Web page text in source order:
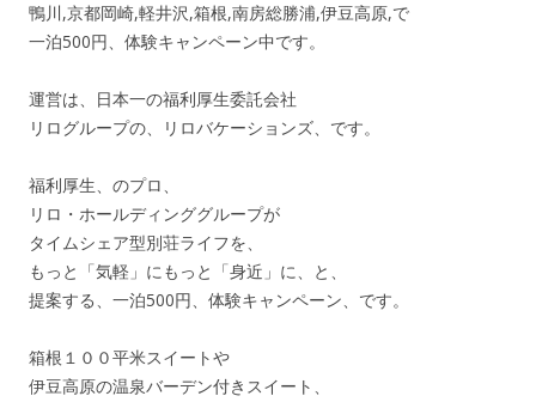
鴨川,京都岡崎,軽井沢,箱根,南房総勝浦,伊豆高原,で
一泊500円、体験キャンペーン中です。
運営は、日本一の福利厚生委託会社
リログループの、リロバケーションズ、です。
福利厚生、のプロ、
リロ・ホールディンググループが
タイムシェア型別荘ライフを、
もっと「気軽」にもっと「身近」に、と、
提案する、一泊500円、体験キャンペーン、です。
箱根１００平米スイートや
伊豆高原の温泉バーデン付きスイート、